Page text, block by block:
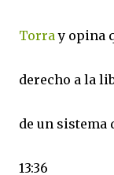
Torra y opina
derecho a la
de un sistema
13:36